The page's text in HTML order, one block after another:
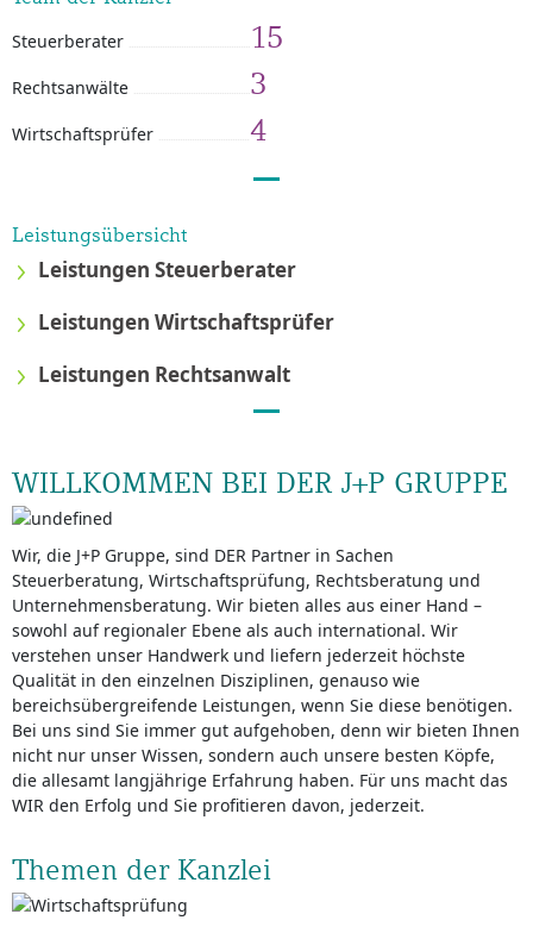
Steuerberater 15
Rechtsanwälte 3
Wirtschaftsprüfer 4
Leistungsübersicht
Leistungen Steuerberater
Leistungen Wirtschaftsprüfer
Leistungen Rechtsanwalt
WILLKOMMEN BEI DER J+P GRUPPE
Wir, die J+P Gruppe, sind DER Partner in Sachen
Steuerberatung, Wirtschaftsprüfung, Rechtsberatung und
Unternehmensberatung. Wir bieten alles aus einer Hand –
sowohl auf regionaler Ebene als auch international. Wir
verstehen unser Handwerk und liefern jederzeit höchste
Qualität in den einzelnen Disziplinen, genauso wie
bereichsübergreifende Leistungen, wenn Sie diese benötigen.
Bei uns sind Sie immer gut aufgehoben, denn wir bieten Ihnen
nicht nur unser Wissen, sondern auch unsere besten Köpfe,
die allesamt langjährige Erfahrung haben. Für uns macht das
WIR den Erfolg und Sie profitieren davon, jederzeit.
Themen der Kanzlei